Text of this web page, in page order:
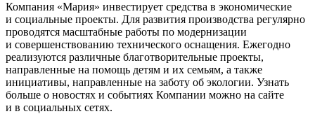
Компания «Мария» инвестирует средства в экономические
и социальные проекты. Для развития производства регулярно
проводятся масштабные работы по модернизации
и совершенствованию технического оснащения. Ежегодно
реализуются различные благотворительные проекты,
направленные на помощь детям и их семьям, а также
инициативы, направленные на заботу об экологии. Узнать
больше о новостях и событиях Компании можно на сайте
и в социальных сетях.